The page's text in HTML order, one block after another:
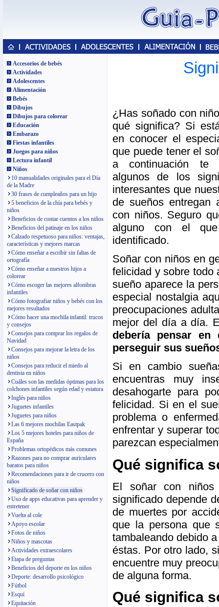
Accesorios de bebés
Actividades
Adolescentes
Alimentación
Bebés
Dibujos
Dibujos para colorear
Educación
Embarazo
Fiestas infantiles
Juegos para niños
Lectura infantil
Niños
10 manualidades originales para el Día
de la Madre
30 frases de cumpleaños para un hijo
5 beneficios de la chía para bebés y
niños
Beneficios de contar cuentos a los niños
Beneficios del patinaje en los niños
Calzado respetuoso para niños: ventajas,
características y mejores marcas
Cómo enseñar a escribir sin faltas de
ortografía
Cómo enseñar a nuestros hijos a
colorear
Cómo escoger las mejores alfombras
infantiles
Cómo fotografiar niños y bebés con los
mejores resultados
Cómo hacer una mochila infantil: trucos
y consejos
Consejos para comprar los regalos de
Navidad
Consejos para mejorar la letra de los
niños
Consejos para reducir el miedo al
dentista en niños
Cuáles son las medidas óptimas para los
colchones infantiles según edad y estatura
Inglés para niños
Juguetes infantiles
Juguetes para niños
Las 6 mejores mochilas Eastpak
Los 5 mejores hoteles para niños de
España
Problemas ortopédicos más comunes
Razones para no comprar auriculares
baratos para niños
Recomendaciones para ir de crucero con
niños
Significado de soñar con niños
Uso de apps educativas para aprender y
entretener
Vuelta al cole
Apoyo escolar
Fotos de niños
Niños y mascotas
Actividades extraescolares
Etapa de preguntas
Beneficios del deporte en los niños
Deporte: desarrollo psicológico
Fútbol
Esquí
Equitación
¿Has soñado con
qué significa? Si
en conocer el
que puede tener el
a continuación te
algunos de los
interesantes que
de sueños entregan
con niños. Seguro
alguno con el
identificado.
Soñar con niños en
felicidad y sobre todo
sueño aparece la
especial nostalgia
preocupaciones
mejor del día a día.
debería pensar
perseguir sus
Si en cambio
encuentras muy
desahogarte para
felicidad. Si en el
problema o
enfrentar y superar
parezcan
Qué significa
El soñar con niños
significado depende
de muertes por
que la persona que
tambaleando debido
éstas. Por otro lado,
encuentre muy
de alguna forma.
Qué significa